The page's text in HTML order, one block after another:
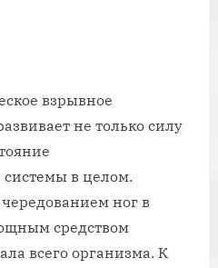
взрывное
не только силу
в целом.
ног в
средством
всего организма. К